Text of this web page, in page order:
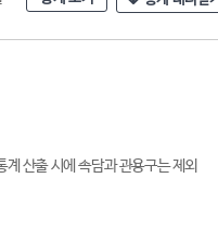
산출 시에 속담과 관용구는 제외